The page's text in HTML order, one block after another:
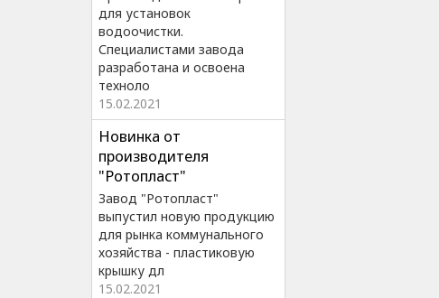
для установок
водоочистки.
Специалистами завода
разработана и освоена
техноло
15.02.2021
Новинка от
производителя
"Ротопласт"
Завод "Ротопласт"
выпустил новую продукцию
для рынка коммунального
хозяйства - пластиковую
крышку дл
15.02.2021